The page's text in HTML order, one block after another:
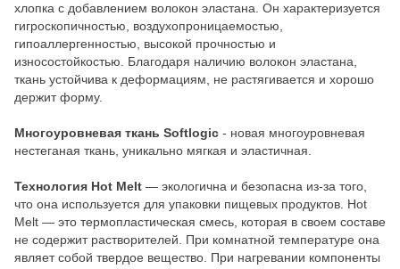
хлопка с добавлением волокон эластана. Он характеризуется
гигроскопичностью, воздухопроницаемостью,
гипоаллергенностью, высокой прочностью и
износостойкостью. Благодаря наличию волокон эластана,
ткань устойчива к деформациям, не растягивается и хорошо
держит форму.
Многоуровневая ткань Softlogic - новая многоуровневая
нестеганая ткань, уникально мягкая и эластичная.
Технология Hot Melt — экологична и безопасна из-за того,
что она используется для упаковки пищевых продуктов. Hot
Melt — это термопластическая смесь, которая в своем составе
не содержит растворителей. При комнатной температуре она
являет собой твердое вещество. При нагревании компоненты